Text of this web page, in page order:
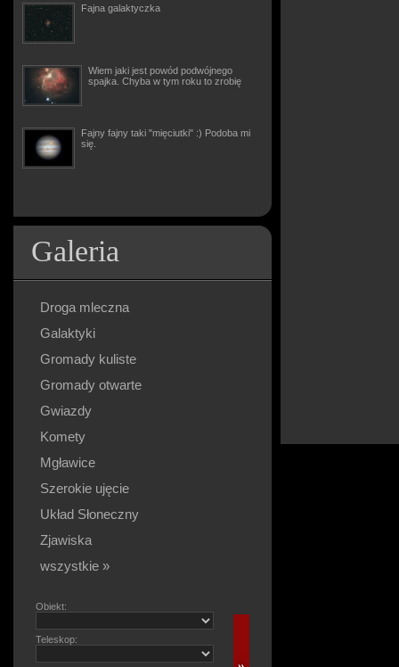
Fajna galaktyczka
Wiem jaki jest powód podwójnego
spajka. Chyba w tym roku to zrobię
Fajny fajny taki "mięciutki" :) Podoba mi
się.
Galeria
Droga mleczna
Galaktyki
Gromady kuliste
Gromady otwarte
Gwiazdy
Komety
Mgławice
Szerokie ujęcie
Układ Słoneczny
Zjawiska
wszystkie »
Obiekt:
Teleskop: